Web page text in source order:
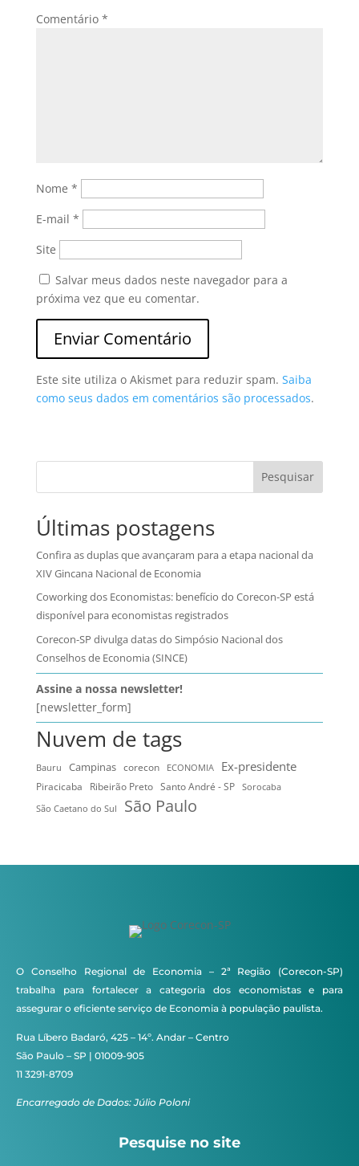
Comentário *
Nome *
E-mail *
Site
Salvar meus dados neste navegador para a
próxima vez que eu comentar.
Este site utiliza o Akismet para reduzir spam. Saiba
como seus dados em comentários são processados.
Pesquisar
Últimas postagens
Confira as duplas que avançaram para a etapa nacional da
XIV Gincana Nacional de Economia
Coworking dos Economistas: benefício do Corecon-SP está
disponível para economistas registrados
Corecon-SP divulga datas do Simpósio Nacional dos
Conselhos de Economia (SINCE)
Assine a nossa newsletter!
[newsletter_form]
Nuvem de tags
Bauru Campinas corecon ECONOMIA Ex-presidente
Piracicaba Ribeirão Preto Santo André - SP
Sorocaba
São Caetano do Sul
São Paulo
O Conselho Regional de Economia – 2ª Região (Corecon-SP)
trabalha para fortalecer a categoria dos economistas e para
assegurar o eficiente serviço de Economia à população paulista.
Rua Líbero Badaró, 425 – 14º. Andar – Centro
São Paulo – SP | 01009-905
11 3291-8709
Encarregado de Dados: Júlio Poloni
Pesquise no site